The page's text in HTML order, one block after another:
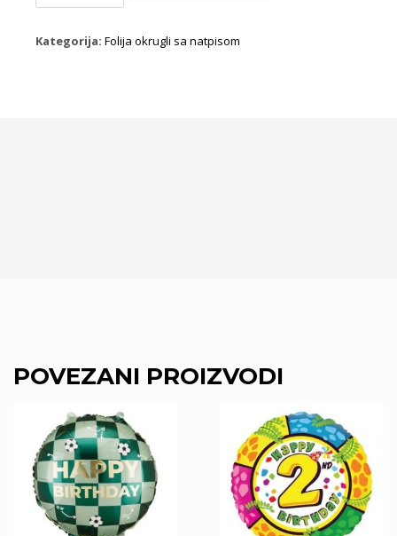
okrugli
Bride
Kategorija: Folija okrugli sa natpisom
POVEZANI PROIZVODI